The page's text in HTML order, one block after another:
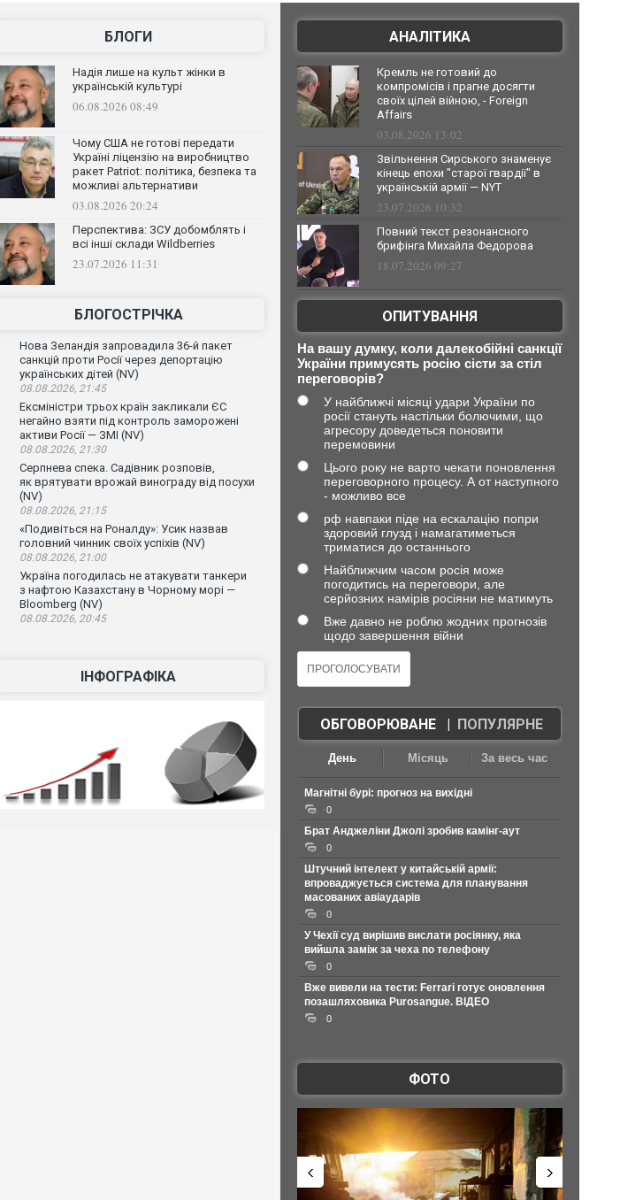
БЛОГИ
Надія лише на культ жінки в
українській культурі
06.08.2026 08:49
Чому США не готові передати
Україні ліцензію на виробництво
ракет Patriot: політика, безпека та
можливі альтернативи
03.08.2026 20:24
Перспектива: ЗСУ добомблять і
всі інші склади Wildberries
23.07.2026 11:31
БЛОГОСТРІЧКА
Нова Зеландія запровадила 36-й пакет
санкцій проти Росії через депортацію
українських дітей (NV)
08.08.2026, 21:45
Ексміністри трьох країн закликали ЄС
негайно взяти під контроль заморожені
активи Росії — ЗМІ (NV)
08.08.2026, 21:30
Серпнева спека. Садівник розповів,
як врятувати врожай винограду від посухи
(NV)
08.08.2026, 21:15
«Подивіться на Роналду»: Усик назвав
головний чинник своїх успіхів (NV)
08.08.2026, 21:00
Україна погодилась не атакувати танкери
з нафтою Казахстану в Чорному морі —
Bloomberg (NV)
08.08.2026, 20:45
ІНФОГРАФІКА
АНАЛІТИКА
Кремль не готовий до
компромісів і прагне досягти
своїх цілей війною, - Foreign
Affairs
03.08.2026 13:02
Звільнення Сирського знаменує
кінець епохи "старої гвардії" в
українській армії — NYT
23.07.2026 10:32
Повний текст резонансного
брифінга Михайла Федорова
18.07.2026 09:27
ОПИТУВАННЯ
На вашу думку, коли далекобійні санкції
України примусять росію сісти за стіл
переговорів?
У найближчі місяці удари України по
росії стануть настільки болючими, що
агресору доведеться поновити
перемовини
Цього року не варто чекати поновлення
переговорного процесу. А от наступного
- можливо все
рф навпаки піде на ескалацію попри
здоровий глузд і намагатиметься
триматися до останнього
Найближчим часом росія може
погодитись на переговори, але
серйозних намірів росіяни не матимуть
Вже давно не роблю жодних прогнозів
щодо завершення війни
ОБГОВОРЮВАНЕ| ПОПУЛЯРНЕ
День Місяць За весь час
Магнітні бурі: прогноз на вихідні
0
Брат Анджеліни Джолі зробив камінг-аут
0
Штучний інтелект у китайській армії:
впроваджується система для планування
масованих авіаударів
0
У Чехії суд вирішив вислати росіянку, яка
вийшла заміж за чеха по телефону
0
Вже вивели на тести: Ferrari готує оновлення
позашляховика Purosangue. ВІДЕО
0
ФОТО